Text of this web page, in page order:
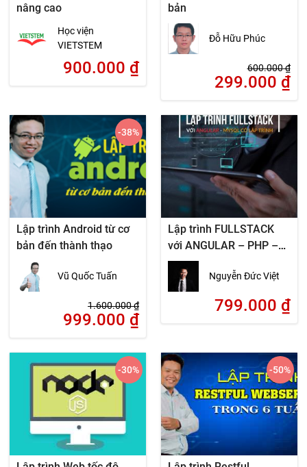
nâng cao
Học viện
VIETSTEM
900.000 ₫
bản
Đỗ Hữu Phúc
600.000₫
299.000 ₫
Lập trình Android từ cơ
bản đến thành thạo
Vũ Quốc Tuấn
1.600.000₫
999.000 ₫
-38%
Lập trình FULLSTACK
với ANGULAR – PHP –
MYSQL
Nguyễn Đức Việt
799.000 ₫
-30% -50%